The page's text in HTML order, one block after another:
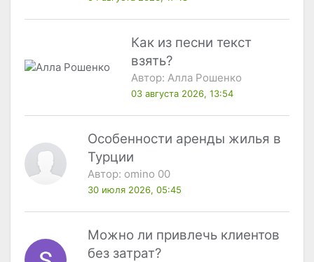
Как из песни текст
взять?
Автор: Алла Рошенко
03 августа 2026, 13:54
Особенности аренды жилья в
Турции
Автор: omino 00
30 июля 2026, 05:45
Можно ли привлечь клиентов
без затрат?